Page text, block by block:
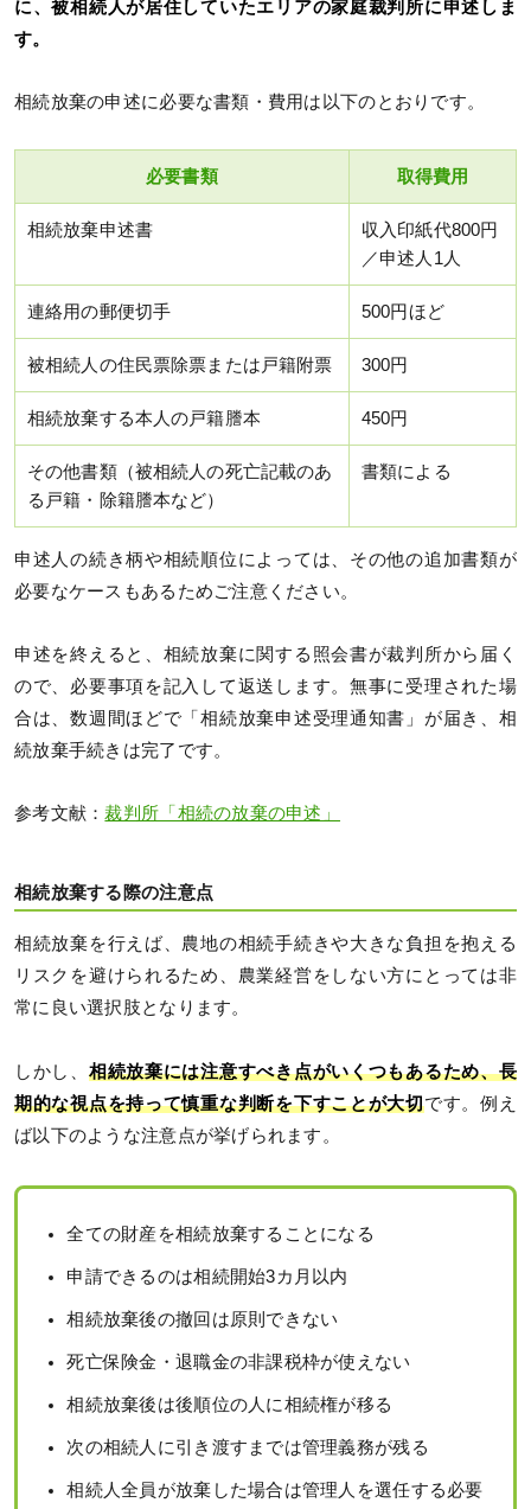
に、被相続人が居住していたエリアの家庭裁判所に申述しま
す。
相続放棄の申述に必要な書類・費用は以下のとおりです。
必要書類 取得費用
相続放棄申述書
収入印紙代800円
／申述人1人
連絡用の郵便切手 500円ほど
被相続人の住民票除票または戸籍附票 300円
相続放棄する本人の戸籍謄本 450円
その他書類（被相続人の死亡記載のあ
る戸籍・除籍謄本など）
書類による
申述人の続き柄や相続順位によっては、その他の追加書類が
必要なケースもあるためご注意ください。
申述を終えると、相続放棄に関する照会書が裁判所から届く
ので、必要事項を記入して返送します。無事に受理された場
合は、数週間ほどで「相続放棄申述受理通知書」が届き、相
続放棄手続きは完了です。
参考文献：裁判所「相続の放棄の申述」
相続放棄する際の注意点
相続放棄を行えば、農地の相続手続きや大きな負担を抱える
リスクを避けられるため、農業経営をしない方にとっては非
常に良い選択肢となります。
しかし、 相続放棄には注意すべき点がいくつもあるため、長
期的な視点を持って慎重な判断を下すことが大切です。例え
ば以下のような注意点が挙げられます。
全ての財産を相続放棄することになる
申請できるのは相続開始3カ月以内
相続放棄後の撤回は原則できない
死亡保険金・退職金の非課税枠が使えない
相続放棄後は後順位の人に相続権が移る
次の相続人に引き渡すまでは管理義務が残る
相続人全員が放棄した場合は管理人を選任する必要